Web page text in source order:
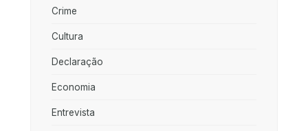
Crime
Cultura
Declaração
Economia
Entrevista